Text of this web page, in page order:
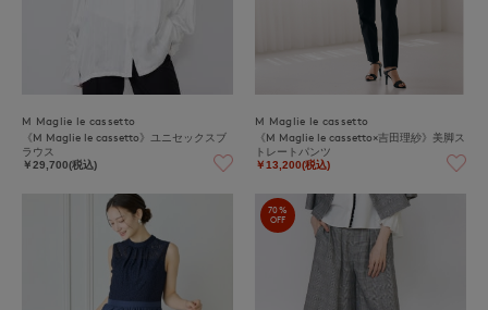
M Maglie le cassetto
《M Maglie le cassetto》ユニセックスブ
ラウス
￥29,700(税込)
M Maglie le cassetto
《M Maglie le cassetto×吉田理紗》美脚ス
トレートパンツ
￥13,200(税込)
70%
OFF